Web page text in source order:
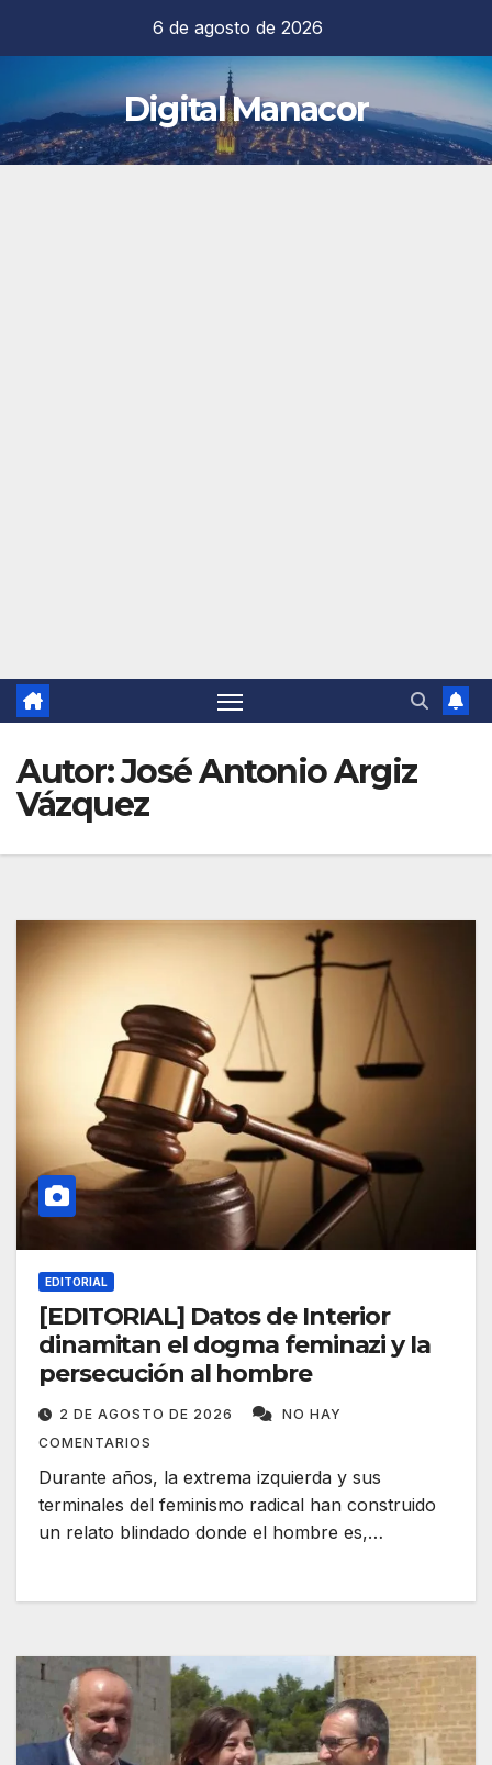
contenido
6 de agosto de 2026
Digital Manacor
Autor:José Antonio Argiz
Vázquez
EDITORIAL
[EDITORIAL] Datos de Interior
dinamitan el dogma feminazi y la
persecución al hombre
2 DE AGOSTO DE 2026
NO HAY
COMENTARIOS
Durante años, la extrema izquierda y sus
terminales del feminismo radical han construido
un relato blindado donde el hombre es,…